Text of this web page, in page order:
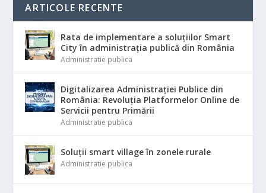
ARTICOLE RECENTE
Rata de implementare a soluțiilor Smart
City în administrația publică din România
Administratie publica
Digitalizarea Administrației Publice din
România: Revoluția Platformelor Online de
Servicii pentru Primării
Administratie publica
Soluții smart village în zonele rurale
Administratie publica